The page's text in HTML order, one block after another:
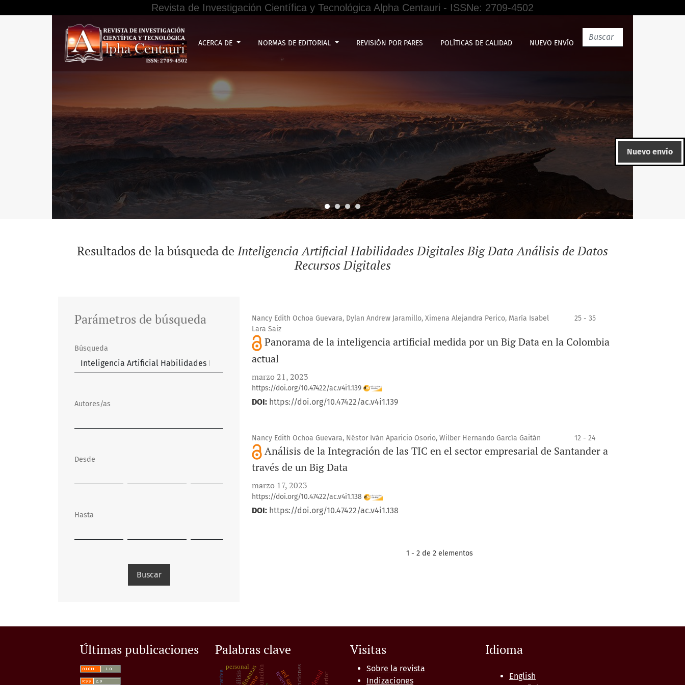
Revista de Investigación Científica y Tecnológica Alpha Centauri - ISSNe: 2709-4502
ACERCA DE NORMAS DE EDITORIAL REVISIÓN POR PARES POLÍTICAS DE CALIDAD NUEVO ENVÍO
Nuevo envío
Resultados de la búsqueda de Inteligencia Artificial Habilidades Digitales Big Data Análisis de Datos
Recursos Digitales
Nancy Edith Ochoa Guevara, Dylan Andrew Jaramillo, Ximena Alejandra Perico, María Isabel
Lara Saiz
25 - 35
Panorama de la inteligencia artificial medida por un Big Data en la Colombia
actual
marzo 21, 2023
https://doi.org/10.47422/ac.v4i1.139
DOI: https://doi.org/10.47422/ac.v4i1.139
Nancy Edith Ochoa Guevara, Néstor Iván Aparicio Osorio, Wilber Hernando García Gaitán 12 - 24
Análisis de la Integración de las TIC en el sector empresarial de Santander a
través de un Big Data
marzo 17, 2023
https://doi.org/10.47422/ac.v4i1.138
DOI: https://doi.org/10.47422/ac.v4i1.138
1 - 2 de 2 elementos
Parámetros de búsqueda
Búsqueda
Autores/as
Desde
Hasta
Buscar
Últimas publicaciones Palabras clave
análisis sanciones
reserva
finanzas
personal
Visitas
Sobre la revista
Indizaciones
Idioma
English